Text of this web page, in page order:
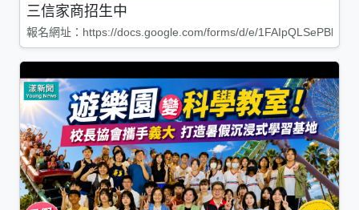
三信家商招生中
報名網址：https://docs.google.com/forms/d/e/